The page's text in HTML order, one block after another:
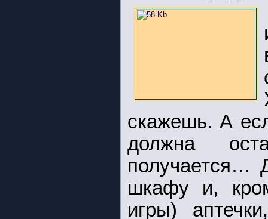
скажешь. А
должна
получается…
шкафу и,
игры)